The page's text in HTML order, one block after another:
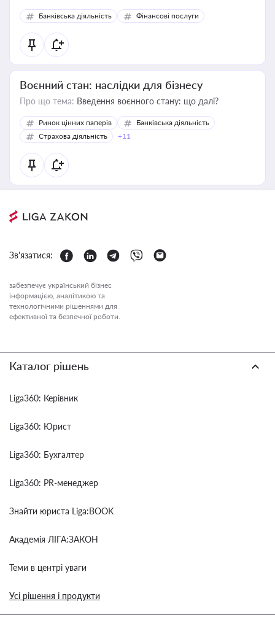
Банківська діяльність Фінансові послуги
Воєнний стан: наслідки для бізнесу
Про що тема: Введення воєнного стану: що далі?
Ринок цінних паперів
Банківська діяльність
Страхова діяльність
+11
Зв'язатися:
забезпечує український бізнес
інформацією, аналітикою та
технологічними рішеннями для
ефективної та безпечної роботи.
Каталог рішень
Liga360: Керівник
Liga360: Юрист
Liga360: Бухгалтер
Liga360: PR-менеджер
Знайти юриста Liga:BOOK
Академія ЛІГА:ЗАКОН
Теми в центрі уваги
Усі рішення і продукти